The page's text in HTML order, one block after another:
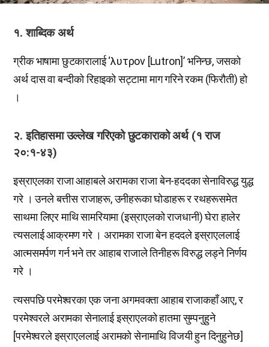
१. शाब्दिक अर्थ
ग्रीक भाषामा छुटकारालाई ‘λυτρον [Lutron]’ भनिन्छ, जसको
अर्थ दास वा बन्दीको रिहाइको सट्टामा माग गरिने रकम (फिरौती) हो
।
२. इतिहासमा उल्लेख गरिएको छुटकाराको अर्थ (१ राज
२०:१-४३)
इस्राएलका राजा आहाबले अरामका राजा बेन-हददका सेनाविरुद्ध युद्ध
गरे । उनले बत्तीस राजाहरू, उनीहरूका घोडाहरू र रथहरूसमेत
साथमा लिएर माथि सामरियामा (इस्राएलको राजधानी) घेरा हालेर
त्यसलाई आक्रमण गरे । अरामका राजा बेन हददले इस्राएललाई
आत्मसमर्पण गर्न भने तर आहाब राजाले तिनीहरू विरुद्ध लड्ने निर्णय
गरे ।
त्यसपछि परमेश्वरका एक जना अगमवक्ता आहाब राजाकहाँ आए, र
परमेश्वरले अरामका सेनालाई इस्राएलको हातमा सुम्पनुहुने
[परमेश्वरले इस्राएललाई अरामको सेनामाथि विजयी हुन दिनुहुनेछ]